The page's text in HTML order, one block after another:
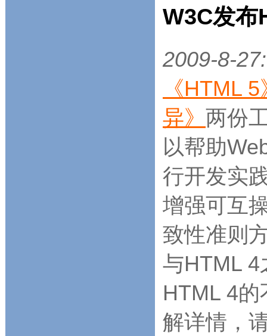
W3C发布
2009-8-27:
《HTML 5
异》 两份
以帮助
行开发实
增强可互
致性准则
与HTML 4
HTML 4
解详情，